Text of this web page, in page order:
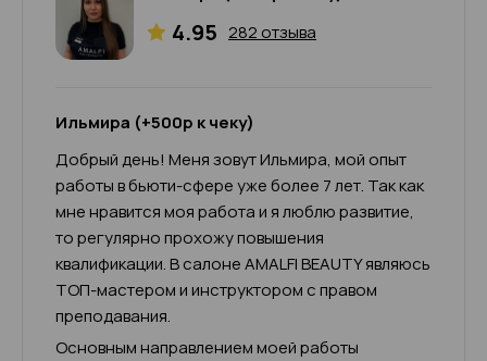
4.95 282 отзыва
Ильмира (+500р к чеку)
Добрый день! Меня зовут Ильмира, мой опыт
работы в бьюти-сфере уже более 7 лет. Так как
мне нравится моя работа и я люблю развитие,
то регулярно прохожу повышения
квалификации. В салоне AMALFI BEAUTY являюсь
ТОП-мастером и инструктором с правом
преподавания.
Основным направлением моей работы